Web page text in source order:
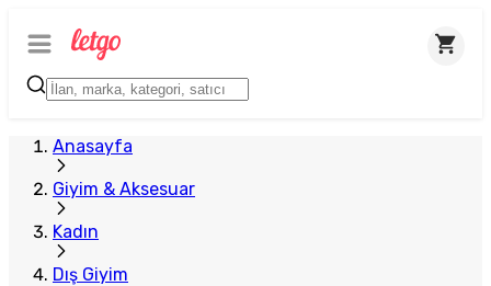
Anasayfa
Giyim & Aksesuar
Kadın
Dış Giyim